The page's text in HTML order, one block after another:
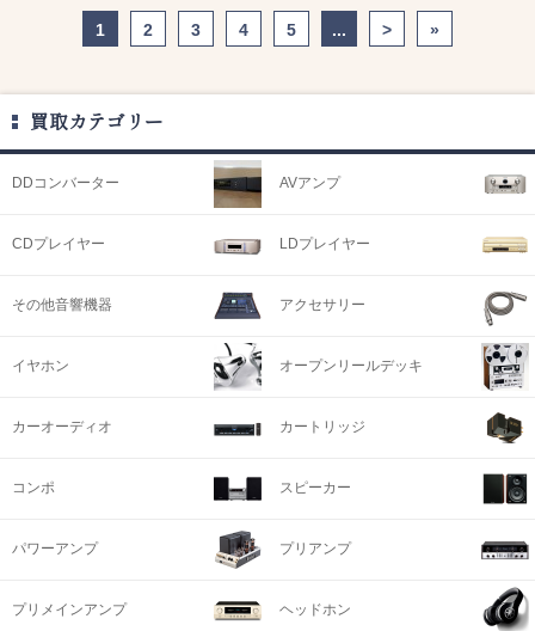
1 2 3 4 5 ... > »
買取カテゴリー
DDコンバーター AVアンプ
CDプレイヤー LDプレイヤー
その他音響機器 アクセサリー
イヤホン オープンリールデッキ
カーオーディオ カートリッジ
コンポ スピーカー
パワーアンプ プリアンプ
プリメインアンプ ヘッドホン